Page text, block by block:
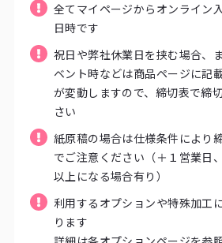
全てマイページからオンライン
日時です
祝日や弊社休業日を挟む場合、
ベント時などは商品ページに記
が変動しますので、締切表で締
さい
紙原稿の場合は仕様条件により
でご注意ください（＋１営業日
以上になる場合有り）
利用するオプションや特殊加工
ります